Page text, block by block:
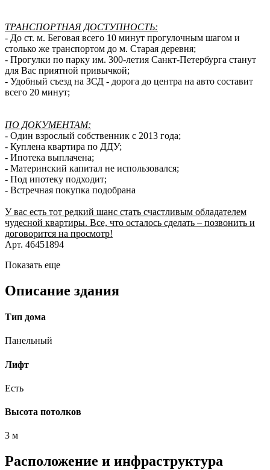
ТРАНСПОРТНАЯ ДОСТУПНОСТЬ:
- До ст. м. Беговая всего 10 минут прогулочным шагом и
столько же транспортом до м. Старая деревня;
- Прогулки по парку им. 300-летия Санкт-Петербурга станут
для Вас приятной привычкой;
- Удобный съезд на ЗСД - дорога до центра на авто составит
всего 20 минут;
ПО ДОКУМЕНТАМ:
- Один взрослый собственник с 2013 года;
- Куплена квартира по ДДУ;
- Ипотека выплачена;
- Материнский капитал не использовался;
- Под ипотеку подходит;
- Встречная покупка подобрана
У вас есть тот редкий шанс стать счастливым обладателем
чудесной квартиры. Все, что осталось сделать – позвонить и
договорится на просмотр!
Арт. 46451894
Показать еще
Описание здания
Тип дома
Панельный
Лифт
Есть
Высота потолков
3 м
Расположение и инфраструктура